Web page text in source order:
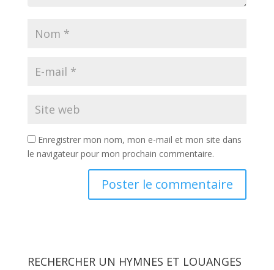
Enregistrer mon nom, mon e-mail et mon site dans
le navigateur pour mon prochain commentaire.
RECHERCHER UN HYMNES ET LOUANGES